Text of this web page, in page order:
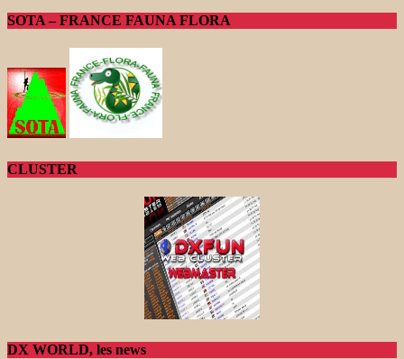
SOTA – FRANCE FAUNA FLORA
CLUSTER
DX WORLD, les news